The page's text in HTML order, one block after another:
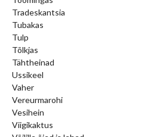
Tradeskantsia
Tubakas
Tulp
Tõlkjas
Tähtheinad
Ussikeel
Vaher
Vereurmarohi
Vesihein
Viigikaktus